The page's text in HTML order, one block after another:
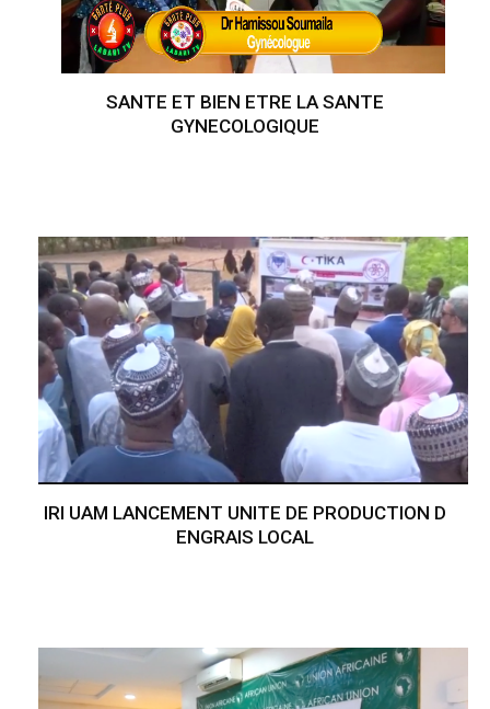
SANTE ET BIEN ETRE LA SANTE
GYNECOLOGIQUE
IRI UAM LANCEMENT UNITE DE PRODUCTION D
ENGRAIS LOCAL